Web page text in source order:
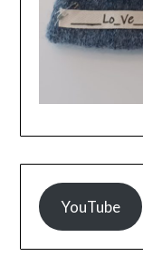
YouTube